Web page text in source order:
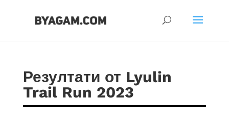
Резултати от Lyulin
Trail Run 2023